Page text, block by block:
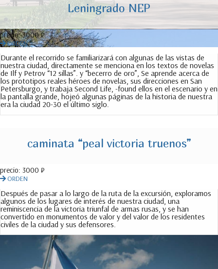
Leningrado NEP
precio:3000 ₽
ORDEN
Durante el recorrido se familiarizará con algunas de las vistas de
nuestra ciudad, directamente se menciona en los textos de novelas
de Ilf y Petrov “12 sillas”. y “becerro de oro”, Se aprende acerca de
los prototipos reales héroes de novelas, sus direcciones en San
Petersburgo, y trabaja Second Life, -found ellos en el escenario y en
la pantalla grande, hojeó algunas páginas de la historia de nuestra
era la ciudad 20-30 el último siglo.
caminata “peal victoria truenos”
precio: 3000 ₽
ORDEN
Después de pasar a lo largo de la ruta de la excursión, exploramos
algunos de los lugares de interés de nuestra ciudad, una
reminiscencia de la victoria triunfal de armas rusas, y se han
convertido en monumentos de valor y del valor de los residentes
civiles de la ciudad y sus defensores.